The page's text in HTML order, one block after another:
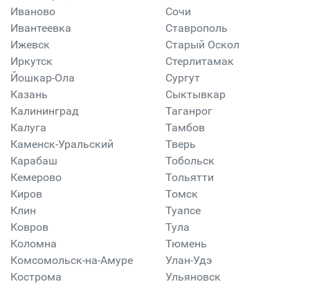
Иваново
Ивантеевка
Ижевск
Иркутск
Йошкар-Ола
Казань
Калининград
Калуга
Каменск-Уральский
Карабаш
Кемерово
Киров
Клин
Ковров
Коломна
Комсомольск-на-Амуре
Кострома
Сочи
Ставрополь
Старый Оскол
Стерлитамак
Сургут
Сыктывкар
Таганрог
Тамбов
Тверь
Тобольск
Тольятти
Томск
Туапсе
Тула
Тюмень
Улан-Удэ
Ульяновск